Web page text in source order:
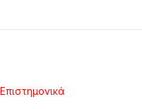
Επιστημονικά